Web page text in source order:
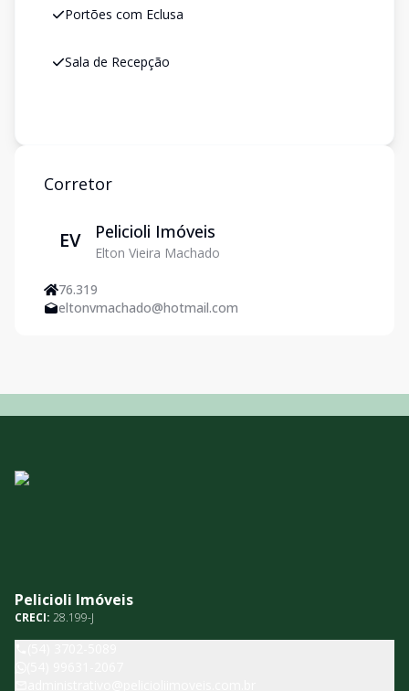
Portões com Eclusa
Sala de Recepção
Corretor
EV Pelicioli Imóveis
Elton Vieira Machado
76.319
eltonvmachado@hotmail.com
Pelicioli Imóveis
CRECI: 28.199-J